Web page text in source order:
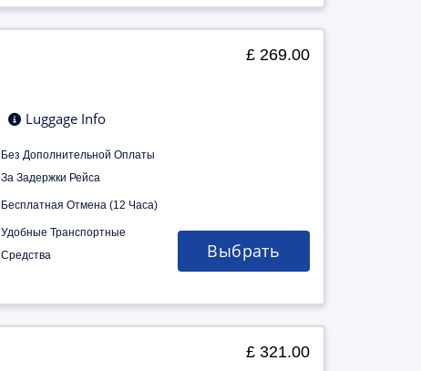
Luggage Info
Без Дополнительной Оплаты
За Задержки Рейса
Бесплатная Отмена (12 Часа)
Удобные Транспортные
Средства
£ 269.00
Выбрать
£ 321.00